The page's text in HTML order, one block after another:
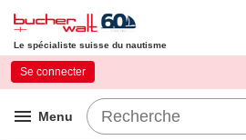
Le spécialiste suisse du nautisme
menu Menu
Se connecter